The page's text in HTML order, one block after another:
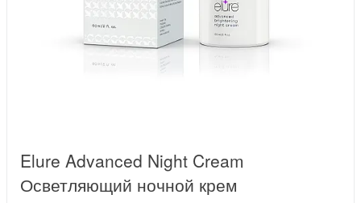
Elure Advanced Night Cream
Осветляющий ночной крем